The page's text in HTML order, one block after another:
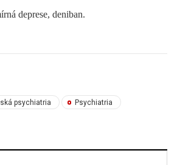
deprese, deniban.
psychiatria Psychiatria